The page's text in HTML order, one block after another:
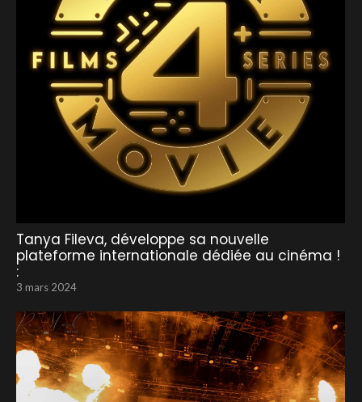
Tanya Fileva, développe sa nouvelle
plateforme internationale dédiée au cinéma !
:
3 mars 2024